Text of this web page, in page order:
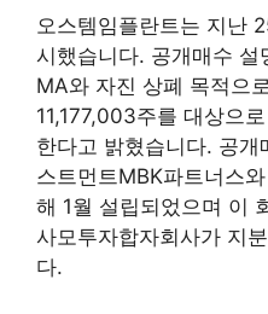
오스템임플란트는 지난
시했습니다. 공개매수
MA와 자진 상폐 목적으
11,177,003주를 대상으
한다고 밝혔습니다. 공개
스트먼트MBK파트너스
해 1월 설립되었으며 이
사모투자합자회사가 지
다.